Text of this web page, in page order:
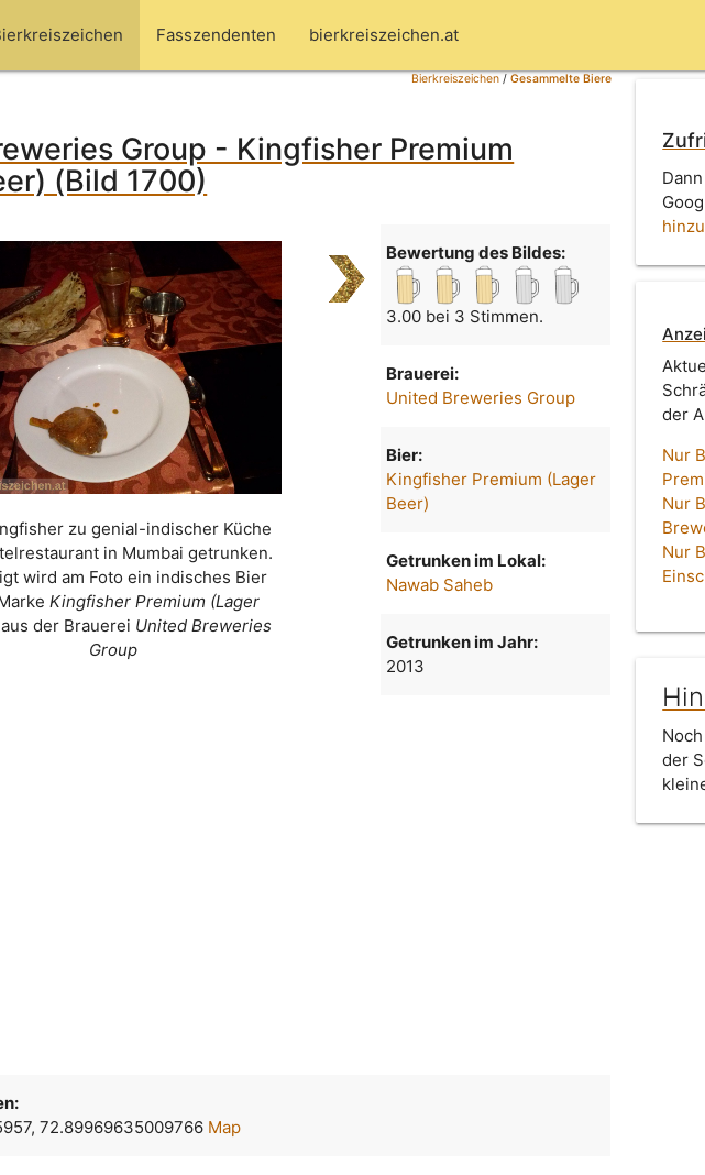
Fasszendenten bierkreiszeichen.at
Bierkreiszeichen/Gesammelte Biere
Group - Kingfisher Premium
(Bild 1700)
zu genial-indischer Küche
in Mumbai getrunken.
wird am Foto ein indisches Bier
Kingfisher Premium (Lager
aus der Brauerei United Breweries
Group
Bewertung des Bildes:
3.00 bei 3 Stimmen.
Brauerei:
United Breweries Group
Bier:
Kingfisher Premium (Lager
Beer)
Getrunken im Lokal:
Nawab Saheb
Getrunken im Jahr:
2013
der
Nur
Nur
Nur
der
72.89969635009766 Map